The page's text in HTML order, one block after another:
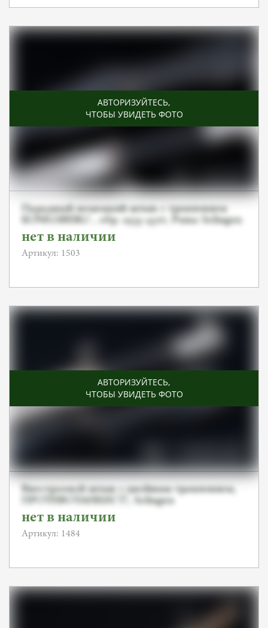
АВТОРИЗУЙТЕСЬ,
ЧТОБЫ УВИДЕТЬ ФОТО
Парадный немецкий штык с травлением
KONIGSBERG! , обр. 1933-45гг, Puma Solingen
нет в наличии
Артикул: 1503
АВТОРИЗУЙТЕСЬ,
ЧТОБЫ УВИДЕТЬ ФОТО
Внестроевой штык с двойным травлением,
ПРОТИВОТАНКИСТ!, Solingen
нет в наличии
Артикул: 1484